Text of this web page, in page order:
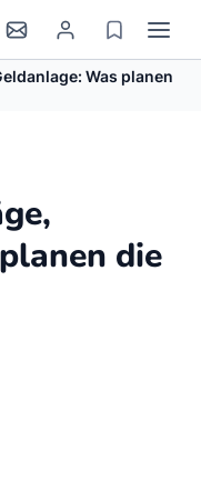
Was planen
die